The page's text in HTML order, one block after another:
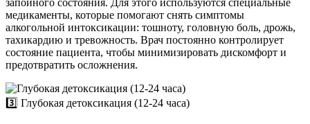
запойного состояния. Для этого используются специальные
медикаменты, которые помогают снять симптомы
алкогольной интоксикации: тошноту, головную боль, дрожь,
тахикардию и тревожность. Врач постоянно контролирует
состояние пациента, чтобы минимизировать дискомфорт и
предотвратить осложнения.
3️⃣ Глубокая детоксикация (12-24 часа)